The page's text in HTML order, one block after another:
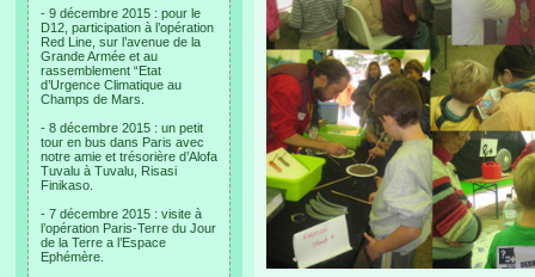
- 9 décembre 2015 : pour le
D12, participation à l’opération
Red Line, sur l’avenue de la
Grande Armée et au
rassemblement “Etat
d’Urgence Climatique au
Champs de Mars.
- 8 décembre 2015 : un petit
tour en bus dans Paris avec
notre amie et trésorière d’Alofa
Tuvalu à Tuvalu, Risasi
Finikaso.
- 7 décembre 2015 : visite à
l’opération Paris-Terre du Jour
de la Terre a l’Espace
Ephémère.